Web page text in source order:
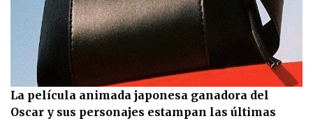
La película animada japonesa ganadora del
Oscar y sus personajes estampan las últimas